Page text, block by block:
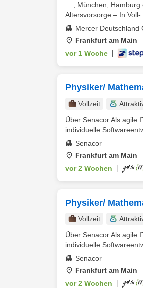
... , München,
Altersvorsorge – In Voll-
Mercer Deutschland
Frankfurt am Main
vor 1 Woche
Physiker/
Vollzeit
Über Senacor Als agile
individuelle
Senacor
Frankfurt am Main
vor 2 Wochen
Physiker/
Vollzeit
Über Senacor Als agile
individuelle
Senacor
Frankfurt am Main
vor 2 Wochen